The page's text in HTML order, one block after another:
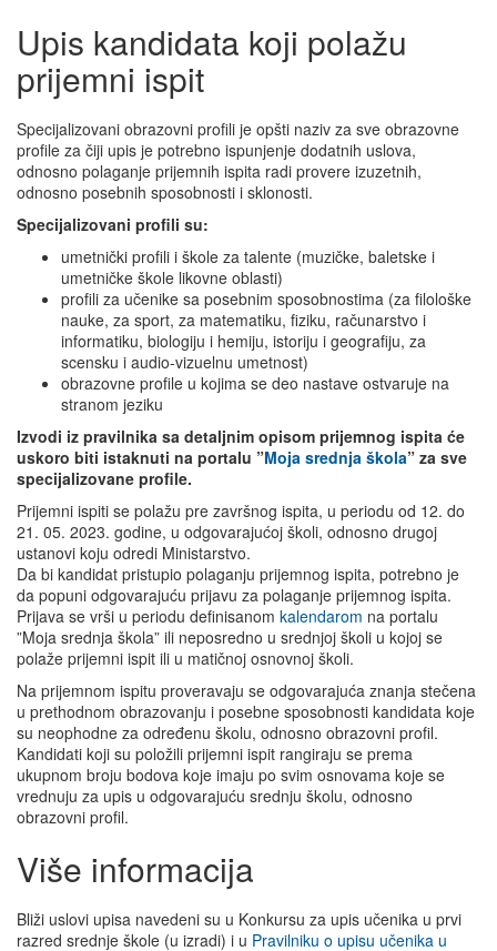
Upis kandidata koji polažu
prijemni ispit
Specijalizovani obrazovni profili je opšti naziv za sve obrazovne
profile za čiji upis je potrebno ispunjenje dodatnih uslova,
odnosno polaganje prijemnih ispita radi provere izuzetnih,
odnosno posebnih sposobnosti i sklonosti.
Specijalizovani profili su:
umetnički profili i škole za talente (muzičke, baletske i
umetničke škole likovne oblasti)
profili za učenike sa posebnim sposobnostima (za filološke
nauke, za sport, za matematiku, fiziku, računarstvo i
informatiku, biologiju i hemiju, istoriju i geografiju, za
scensku i audio-vizuelnu umetnost)
obrazovne profile u kojima se deo nastave ostvaruje na
stranom jeziku
Izvodi iz pravilnika sa detaljnim opisom prijemnog ispita će
uskoro biti istaknuti na portalu ”Moja srednja škola” za sve
specijalizovane profile.
Prijemni ispiti se polažu pre završnog ispita, u periodu od 12. do
21. 05. 2023. godine, u odgovarajućoj školi, odnosno drugoj
ustanovi koju odredi Ministarstvo.
Da bi kandidat pristupio polaganju prijemnog ispita, potrebno je
da popuni odgovarajuću prijavu za polaganje prijemnog ispita.
Prijava se vrši u periodu definisanom kalendarom na portalu
”Moja srednja škola” ili neposredno u srednjoj školi u kojoj se
polaže prijemni ispit ili u matičnoj osnovnoj školi.
Na prijemnom ispitu proveravaju se odgovarajuća znanja stečena
u prethodnom obrazovanju i posebne sposobnosti kandidata koje
su neophodne za određenu školu, odnosno obrazovni profil.
Kandidati koji su položili prijemni ispit rangiraju se prema
ukupnom broju bodova koje imaju po svim osnovama koje se
vrednuju za upis u odgovarajuću srednju školu, odnosno
obrazovni profil.
Više informacija
Bliži uslovi upisa navedeni su u Konkursu za upis učenika u prvi
razred srednje škole (u izradi) i u Pravilniku o upisu učenika u